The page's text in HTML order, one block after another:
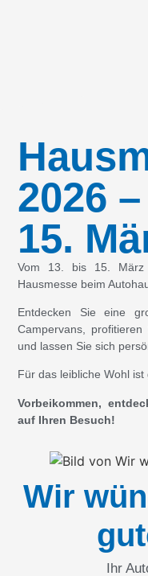
2026
15.
Vom 13. bis 15.
Hausmesse beim
Entdecken Sie eine
Campervans,
und lassen Sie sich
Für das leibliche Wohl ist
Vorbeikommen,
auf Ihren Besuch!
Wir
Ihr